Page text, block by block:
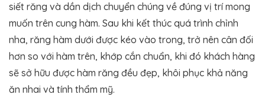
siết răng và dần dịch chuyển chúng về đúng vị trí mong
muốn trên cung hàm. Sau khi kết thúc quá trình chỉnh
nha, răng hàm dưới được kéo vào trong, trở nên cân đối
hơn so với hàm trên, khớp cắn chuẩn, khi đó khách hàng
sẽ sở hữu được hàm răng đều đẹp, khôi phục khả năng
ăn nhai và tính thẩm mỹ.